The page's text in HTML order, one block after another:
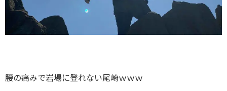
腰の痛みで岩場に登れない尾崎ｗｗｗ